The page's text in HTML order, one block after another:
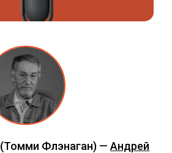
(Томми Флэнаган) — Андрей